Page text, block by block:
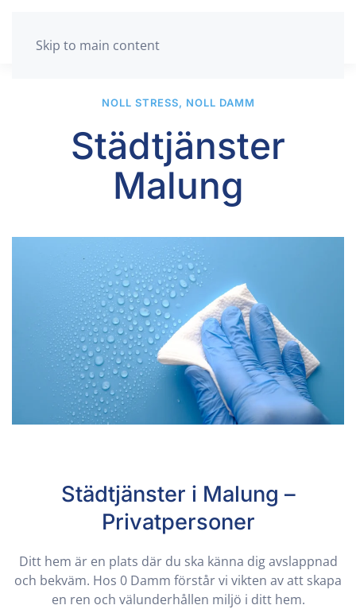
Skip to main content
NOLL STRESS, NOLL DAMM
Städtjänster
Malung
Städtjänster i Malung –
Privatpersoner
Ditt hem är en plats där du ska känna dig avslappnad
och bekväm. Hos 0 Damm förstår vi vikten av att skapa
en ren och välunderhållen miljö i ditt hem.